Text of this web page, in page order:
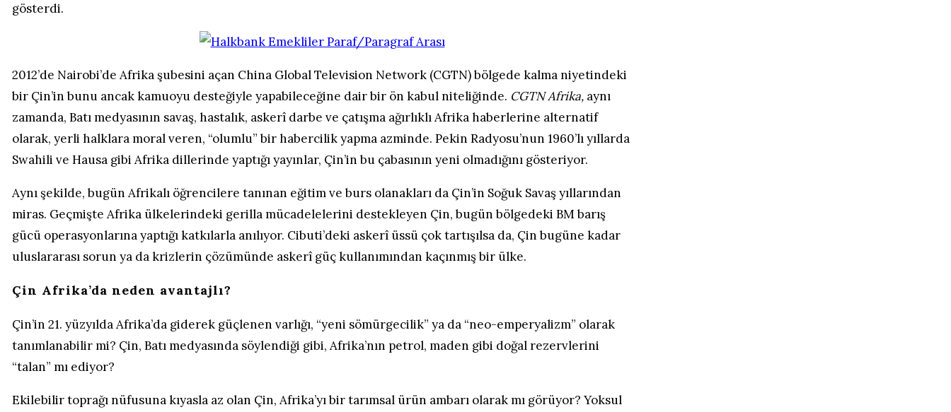
gösterdi.
2012’de Nairobi’de Afrika şubesini açan China Global Television Network (CGTN) bölgede kalma niyetindeki
bir Çin’in bunu ancak kamuoyu desteğiyle yapabileceğine dair bir ön kabul niteliğinde. CGTN Afrika,aynı
zamanda, Batı medyasının savaş, hastalık, askerî darbe ve çatışma ağırlıklı Afrika haberlerine alternatif
olarak, yerli halklara moral veren, “olumlu” bir habercilik yapma azminde. Pekin Radyosu’nun 1960’lı yıllarda
Swahili ve Hausa gibi Afrika dillerinde yaptığı yayınlar, Çin’in bu çabasının yeni olmadığını gösteriyor.
Aynı şekilde, bugün Afrikalı öğrencilere tanınan eğitim ve burs olanakları da Çin’in Soğuk Savaş yıllarından
miras. Geçmişte Afrika ülkelerindeki gerilla mücadelelerini destekleyen Çin, bugün bölgedeki BM barış
gücü operasyonlarına yaptığı katkılarla anılıyor. Cibuti’deki askerî üssü çok tartışılsa da, Çin bugüne kadar
uluslararası sorun ya da krizlerin çözümünde askerî güç kullanımından kaçınmış bir ülke.
Çin Afrika’da neden avantajlı?
Çin’in 21. yüzyılda Afrika’da giderek güçlenen varlığı, “yeni sömürgecilik” ya da “neo-emperyalizm” olarak
tanımlanabilir mi? Çin, Batı medyasında söylendiği gibi, Afrika’nın petrol, maden gibi doğal rezervlerini
“talan” mı ediyor?
Ekilebilir toprağı nüfusuna kıyasla az olan Çin, Afrika’yı bir tarımsal ürün ambarı olarak mı görüyor? Yoksul